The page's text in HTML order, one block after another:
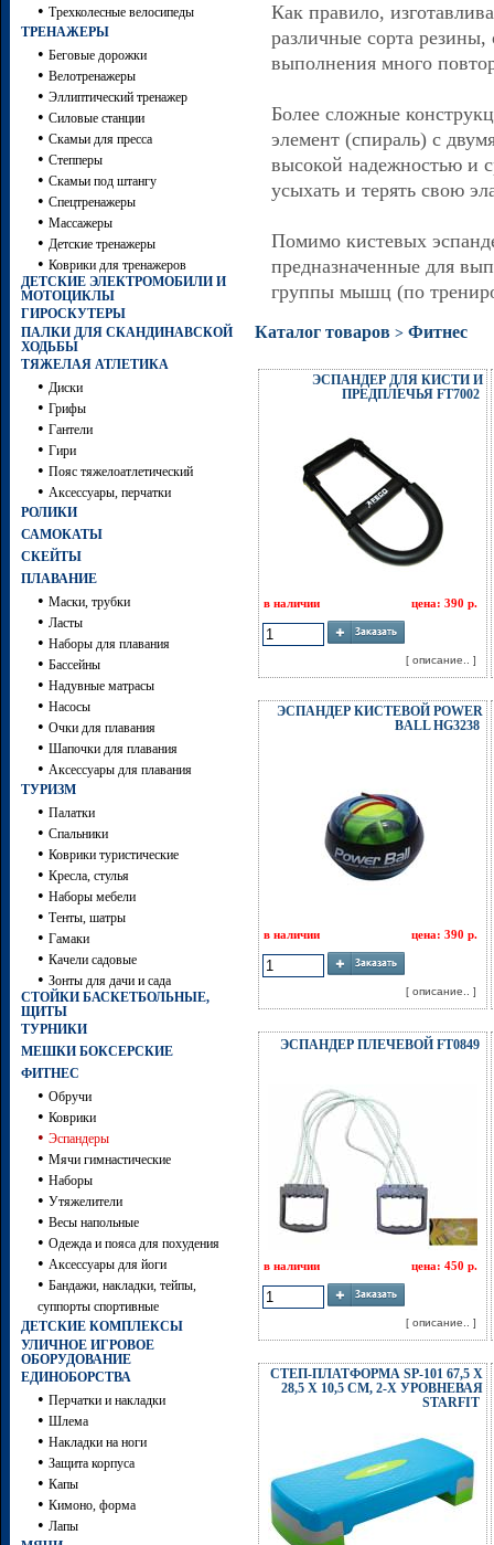
• Трехколесные велосипеды
ТРЕНАЖЕРЫ
• Беговые дорожки
• Велотренажеры
• Эллиптический тренажер
• Силовые станции
• Скамьи для пресса
• Степперы
• Скамьи под штангу
• Спецтренажеры
• Массажеры
• Детские тренажеры
• Коврики для тренажеров
ДЕТСКИЕ ЭЛЕКТРОМОБИЛИ И
МОТОЦИКЛЫ
ГИРОСКУТЕРЫ
ПАЛКИ ДЛЯ СКАНДИНАВСКОЙ
ХОДЬБЫ
ТЯЖЕЛАЯ АТЛЕТИКА
• Диски
• Грифы
• Гантели
• Гири
• Пояс тяжелоатлетический
• Аксессуары, перчатки
РОЛИКИ
САМОКАТЫ
СКЕЙТЫ
ПЛАВАНИЕ
• Маски, трубки
• Ласты
• Наборы для плавания
• Бассейны
• Надувные матрасы
• Насосы
• Очки для плавания
• Шапочки для плавания
• Аксессуары для плавания
ТУРИЗМ
• Палатки
• Спальники
• Коврики туристические
• Кресла, стулья
• Наборы мебели
• Тенты, шатры
• Гамаки
• Качели садовые
• Зонты для дачи и сада
СТОЙКИ БАСКЕТБОЛЬНЫЕ,
ЩИТЫ
ТУРНИКИ
МЕШКИ БОКСЕРСКИЕ
ФИТНЕС
• Обручи
• Коврики
• Эспандеры
• Мячи гимнастические
• Наборы
• Утяжелители
• Весы напольные
• Одежда и пояса для похудения
• Аксессуары для йоги
• Бандажи, накладки, тейпы,
суппорты спортивные
ДЕТСКИЕ КОМПЛЕКСЫ
УЛИЧНОЕ ИГРОВОЕ
ОБОРУДОВАНИЕ
ЕДИНОБОРСТВА
• Перчатки и накладки
• Шлема
• Накладки на ноги
• Защита корпуса
• Капы
• Кимоно, форма
• Лапы
Как правило,
различные сорта
выполнения много
Более сложные
элемент (спираль) с
высокой надежностью и
усыхать и терять свою
Помимо кистевых
предназначенные для
группы мышц (по
Каталог товаров > Фитнес
ЭСПАНДЕР ДЛЯ КИСТИ И
ПРЕДПЛЕЧЬЯ FT7002
в наличии цена: 390 р.
[ описание.. ]
ЭСПАНДЕР КИСТЕВОЙ POWER
BALL HG3238
в наличии цена: 390 р.
[ описание.. ]
ЭСПАНДЕР ПЛЕЧЕВОЙ FT0849
в наличии цена: 450 р.
[ описание.. ]
СТЕП-ПЛАТФОРМА SP-101 67,5 Х
28,5 Х 10,5 СМ, 2-Х УРОВНЕВАЯ
STARFIT